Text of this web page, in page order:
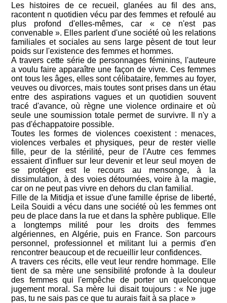
Les histoires de ce recueil, glanées au fil des ans,
racontent n quotidien vécu par des femmes et refoulé au
plus profond d'elles-mêmes, car « ce n'est pas
convenable ». Elles parlent d'une société où les relations
familiales et sociales au sens large pèsent de tout leur
poids sur l'existence des femmes et hommes.
A travers cette série de personnages féminins, l'auteure
a voulu faire apparaître une façon de vivre. Ces femmes
ont tous les âges, elles sont célibataire, femmes au foyer,
veuves ou divorces, mais toutes sont prises dans un étau
entre des aspirations vagues et un quotidien souvent
tracé d'avance, où règne une violence ordinaire et où
seule une soumission totale permet de survivre. Il n'y a
pas d'échappatoire possible.
Toutes les formes de violences coexistent : menaces,
violences verbales et physiques, peur de rester vielle
fille, peur de la stérilité, peur de l'Autre ces femmes
essaient d'influer sur leur devenir et leur seul moyen de
se protéger est le recours au mensonge, à la
dissimulation, à des voies détournées, voire à la magie,
car on ne peut pas vivre en dehors du clan familial.
Fille de la Mitidja et issue d'une famille éprise de liberté,
Leila Souidi a vécu dans une société où les femmes ont
peu de place dans la rue et dans la sphère publique. Elle
a longtemps milité pour les droits des femmes
algériennes, en Algérie, puis en France. Son parcours
personnel, professionnel et militant lui a permis d'en
rencontrer beaucoup et de recueillir leur confidences.
A travers ces récits, elle veut leur rendre hommage. Elle
tient de sa mère une sensibilité profonde à la douleur
des femmes qui l'empêche de porter un quelconque
jugement moral. Sa mère lui disait toujours : « Ne juge
pas, tu ne sais pas ce que tu aurais fait à sa place »